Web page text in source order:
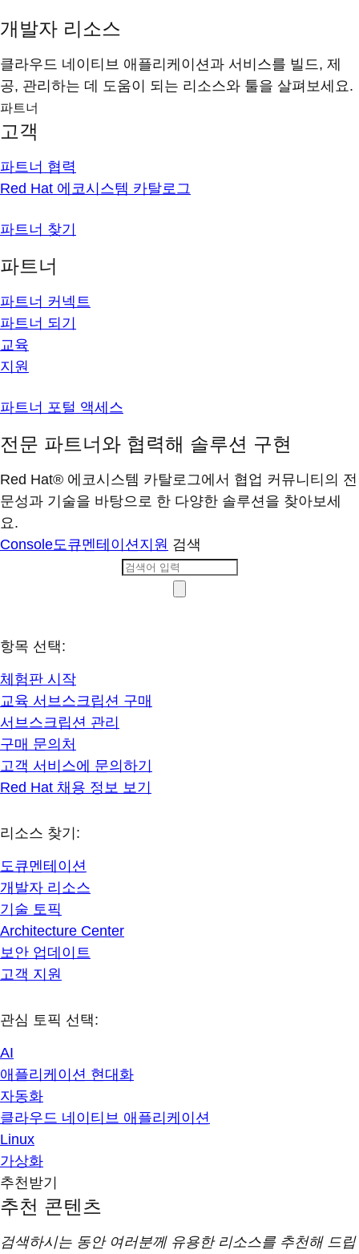
개발자 리소스
클라우드 네이티브 애플리케이션과 서비스를 빌드, 제
공, 관리하는 데 도움이 되는 리소스와 툴을 살펴보세요.
파트너
고객
파트너 협력
Red Hat 에코시스템 카탈로그
파트너 찾기
파트너
파트너 커넥트
파트너 되기
교육
지원
파트너 포털 액세스
전문 파트너와 협력해 솔루션 구현
Red Hat® 에코시스템 카탈로그에서 협업 커뮤니티의 전
문성과 기술을 바탕으로 한 다양한 솔루션을 찾아보세
요.
Console도큐멘테이션지원 검색
항목 선택:
체험판 시작
교육 서브스크립션 구매
서브스크립션 관리
구매 문의처
고객 서비스에 문의하기
Red Hat 채용 정보 보기
리소스 찾기:
도큐멘테이션
개발자 리소스
기술 토픽
Architecture Center
보안 업데이트
고객 지원
관심 토픽 선택:
AI
애플리케이션 현대화
자동화
클라우드 네이티브 애플리케이션
Linux
가상화
추천받기
추천 콘텐츠
검색하시는 동안 여러분께 유용한 리소스를 추천해 드립